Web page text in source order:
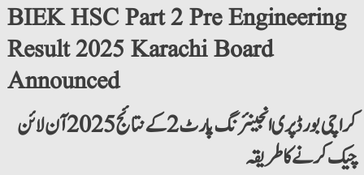
BIEK HSC Part 2 Pre Engineering
Result 2025 Karachi Board
Announced
کراچی بورڈ پری انجینئرنگ پارٹ 2کے نتائج 2025 آن لائن
چیک کرنے کا طریقہ